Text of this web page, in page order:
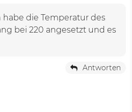
habe die Temperatur des
bei 220 angesetzt und es
Antworten